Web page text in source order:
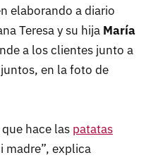
elaborando a diario
Teresa y su hija María
a los clientes junto a
en la foto de
hace las patatas
madre”, explica